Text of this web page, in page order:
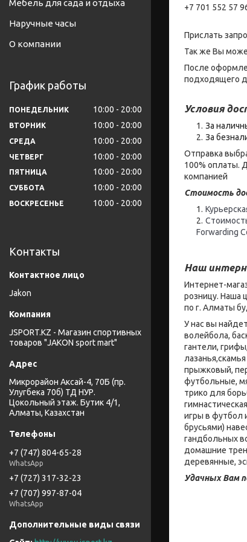
+7 701 552 57
Прислать
Так же Вы
После
подходящего
Условия
За
За
Отправка
100% оплаты.
компанией
Стоимость
Forwarding
Наш
Интернет-
розницу. Наша
по г. Алматы
У нас вы
волейбола,
гантели,
прыжковый,
футбольные,
трико для
игры в футбол
брусьями)
гандбольных
домашние
деревянные,
Удачных Вам
Мебель для сада и отдыха
Наручные часы
О компании
График работы
ПОНЕДЕЛЬНИК 10:00 20:00
ВТОРНИК 10:00 20:00
СРЕДА 10:00 20:00
ЧЕТВЕРГ 10:00 20:00
ПЯТНИЦА 10:00 20:00
СУББОТА 10:00 20:00
ВОСКРЕСЕНЬЕ 10:00 20:00
Контакты
Jakon
JSPORT.KZ - Магазин спортивных
товаров "JAKON sport mart"
Микрорайон Аксай-4, 70Б (пр.
Улугбека 70б) ТД НУР.
Цокольный этаж. Бутик 4/1,
Алматы, Казахстан
+7 (747) 804-65-28
WhatsApp
+7 (727) 317-32-23
+7 (707) 997-87-04
WhatsApp